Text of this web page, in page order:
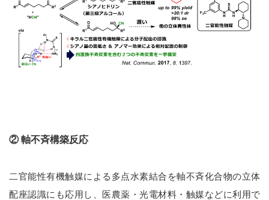
② 軸不斉構築反応
二官能性有機触媒による多点水素結合を軸不斉化合物の立体
配座認識にも応用し、医農薬・光電材料・触媒などに利用で